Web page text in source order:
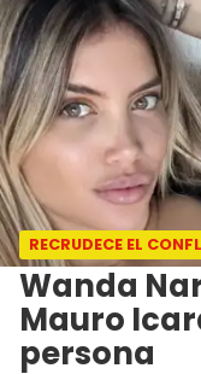
RECRUDECE EL
Wanda
Mauro
persona